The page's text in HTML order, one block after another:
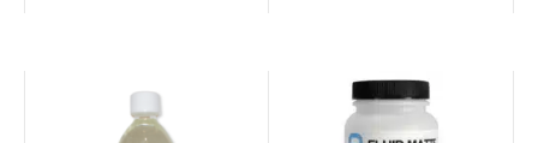
options
peuvent